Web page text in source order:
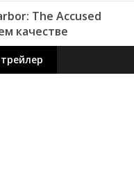
The Accused
качестве